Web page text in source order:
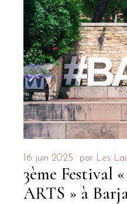
16 juin 2025 par Les
3ème Festival
ARTS » à